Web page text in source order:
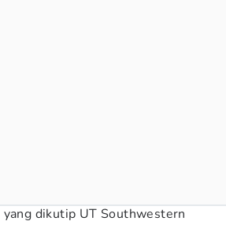
dikutip UT Southwestern